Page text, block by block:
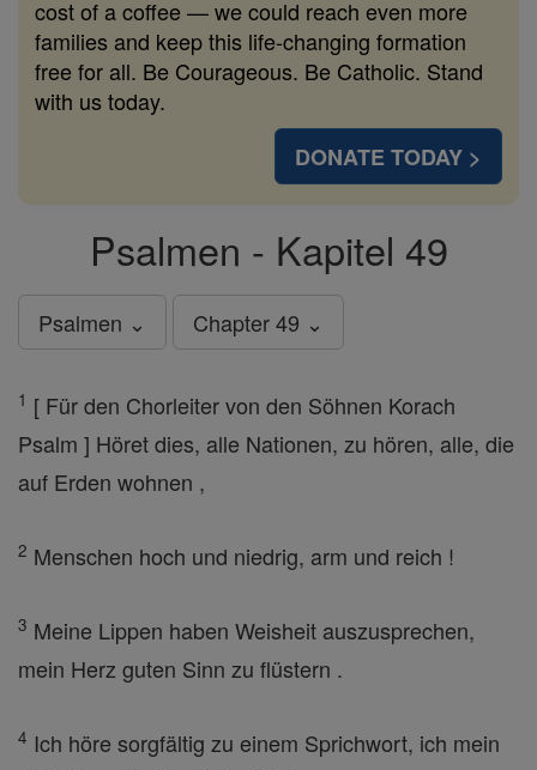
cost of a coffee — we could reach even more
families and keep this life-changing formation
free for all. Be Courageous. Be Catholic. Stand
with us today.
DONATE TODAY >
Psalmen - Kapitel 49
Psalmen ⌄ Chapter 49 ⌄
1 [ Für den Chorleiter von den Söhnen Korach
Psalm ] Höret dies, alle Nationen, zu hören, alle, die
auf Erden wohnen ,
2 Menschen hoch und niedrig, arm und reich !
3 Meine Lippen haben Weisheit auszusprechen,
mein Herz guten Sinn zu flüstern .
4 Ich höre sorgfältig zu einem Sprichwort, ich mein